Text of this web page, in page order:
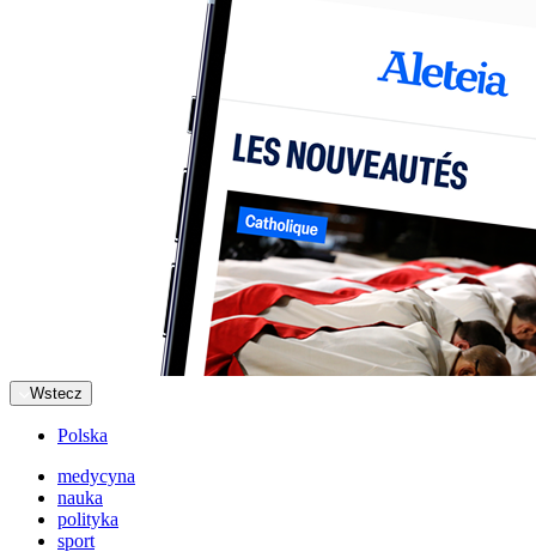
Wstecz
Polska
medycyna
nauka
polityka
sport